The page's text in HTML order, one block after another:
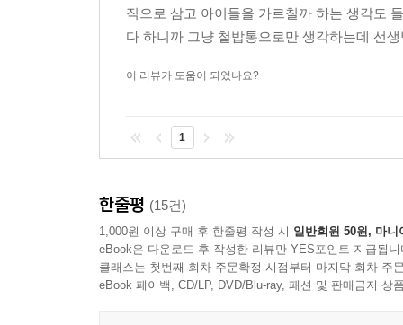
직으로 삼고 아이들을 가르칠까 하는 생각도
다 하니까 그냥 철밥통으로만 생각하는데 선
이 리뷰가 도움이 되었나요?
1
한줄평 (15건)
1,000원 이상 구매 후 한줄평 작성 시 일반회원 50원, 마니
eBook은 다운로드 후 작성한 리뷰만 YES포인트 지급됩니
클래스는 첫번째 회차 주문확정 시점부터 마지막 회차 주
eBook 페이백, CD/LP, DVD/Blu-ray, 패션 및 판매금지 상